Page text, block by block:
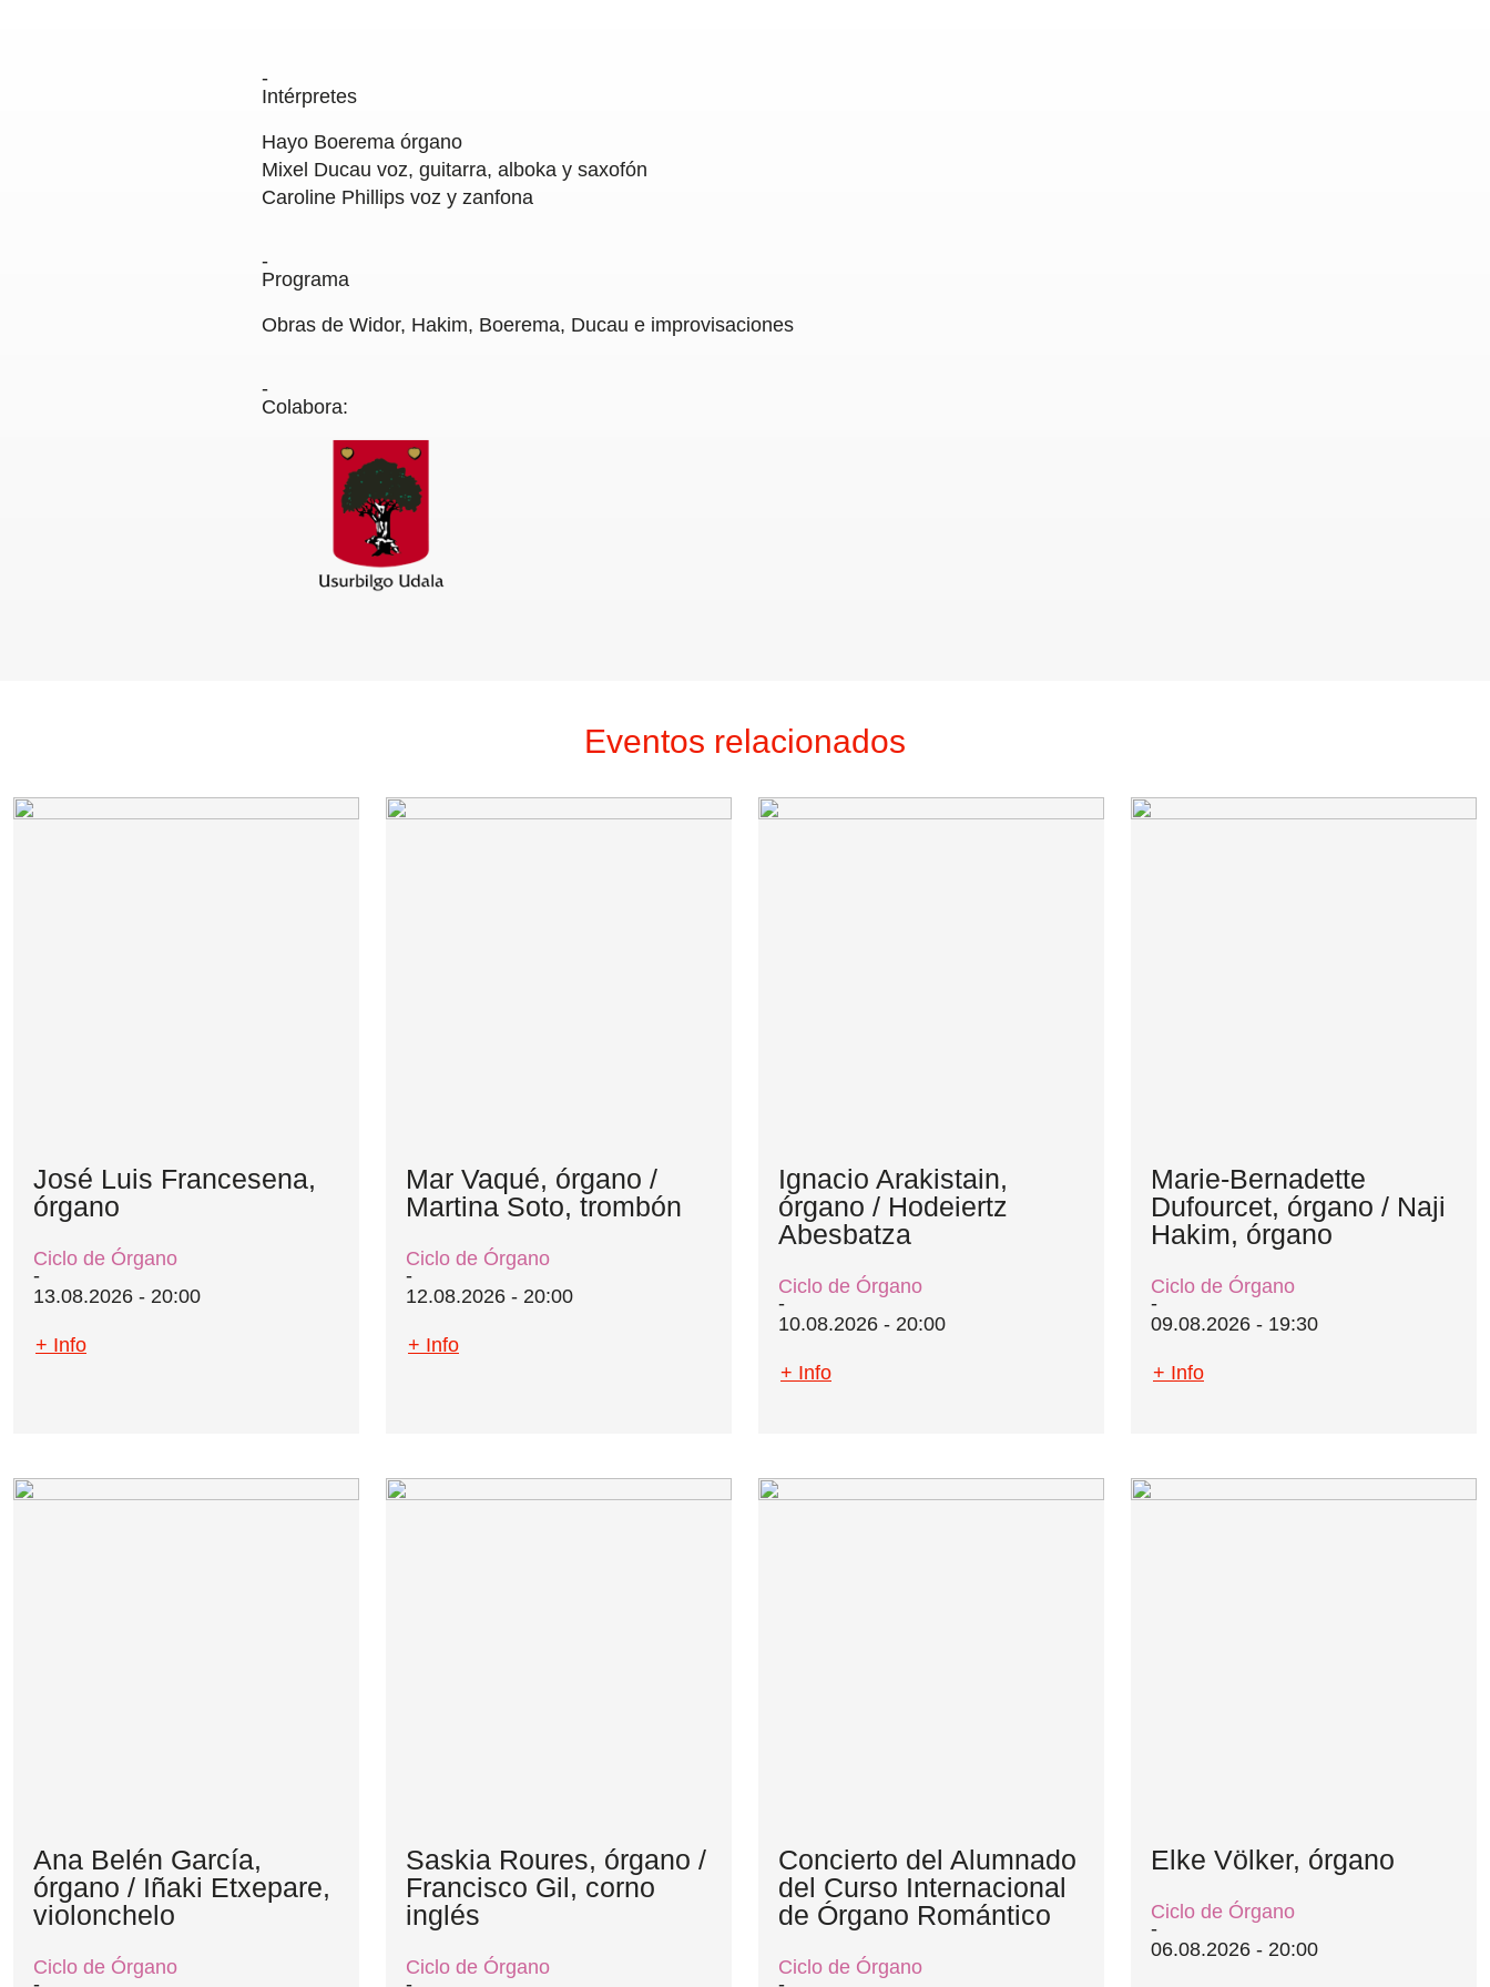
Intérpretes
Hayo Boerema órgano
Mixel Ducau voz, guitarra, alboka y saxofón
Caroline Phillips voz y zanfona
Programa
Obras de Widor, Hakim, Boerema, Ducau e improvisaciones
Colabora:
Eventos relacionados
José Luis Francesena,
órgano
Ciclo de Órgano
13.08.2026 - 20:00
+ Info
Mar Vaqué, órgano /
Martina Soto, trombón
Ciclo de Órgano
12.08.2026 - 20:00
+ Info
Ignacio Arakistain,
órgano / Hodeiertz
Abesbatza
Ciclo de Órgano
10.08.2026 - 20:00
+ Info
Marie-Bernadette
Dufourcet, órgano / Naji
Hakim, órgano
Ciclo de Órgano
09.08.2026 - 19:30
+ Info
Ana Belén García,
órgano / Iñaki Etxepare,
violonchelo
Ciclo de Órgano
Saskia Roures, órgano /
Francisco Gil, corno
inglés
Ciclo de Órgano
Concierto del Alumnado
del Curso Internacional
de Órgano Romántico
Ciclo de Órgano
Elke Völker, órgano
Ciclo de Órgano
06.08.2026 - 20:00